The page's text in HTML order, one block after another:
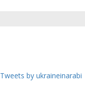
Tweets by ukraineinarabi